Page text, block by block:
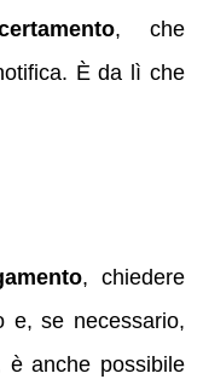
, che
È da lì che
, chiedere
e, se necessario,
è anche possibile